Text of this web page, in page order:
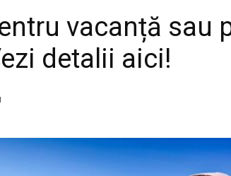
vacanță sau
detalii aici!